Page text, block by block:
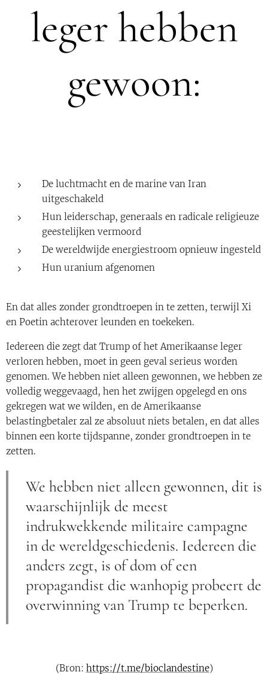
leger hebben
gewoon:
De luchtmacht en de marine van Iran
uitgeschakeld
Hun leiderschap, generaals en radicale religieuze
geestelijken vermoord
De wereldwijde energiestroom opnieuw ingesteld
Hun uranium afgenomen
En dat alles zonder grondtroepen in te zetten, terwijl Xi
en Poetin achterover leunden en toekeken.
Iedereen die zegt dat Trump of het Amerikaanse leger
verloren hebben, moet in geen geval serieus worden
genomen. We hebben niet alleen gewonnen, we hebben ze
volledig weggevaagd, hen het zwijgen opgelegd en ons
gekregen wat we wilden, en de Amerikaanse
belastingbetaler zal ze absoluut niets betalen, en dat alles
binnen een korte tijdspanne, zonder grondtroepen in te
zetten.
We hebben niet alleen gewonnen, dit is
waarschijnlijk de meest
indrukwekkende militaire campagne
in de wereldgeschiedenis. Iedereen die
anders zegt, is of dom of een
propagandist die wanhopig probeert de
overwinning van Trump te beperken.
(Bron: https://t.me/bioclandestine)